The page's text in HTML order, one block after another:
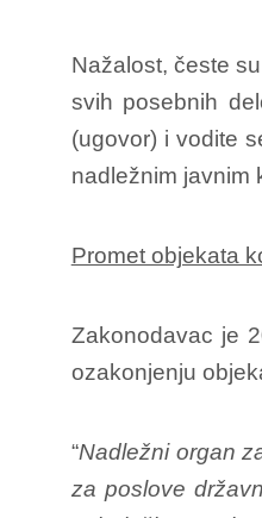
Nažalost, česte
svih posebnih
(ugovor) i vodite
nadležnim javnim
Promet objekata
Zakonodavac je
ozakonjenju
“Nadležni organ
za poslove